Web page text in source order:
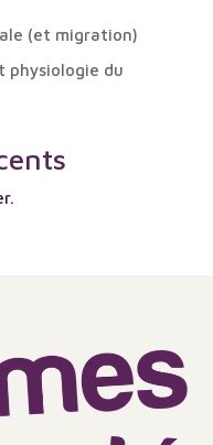
(et migration)
physiologie du